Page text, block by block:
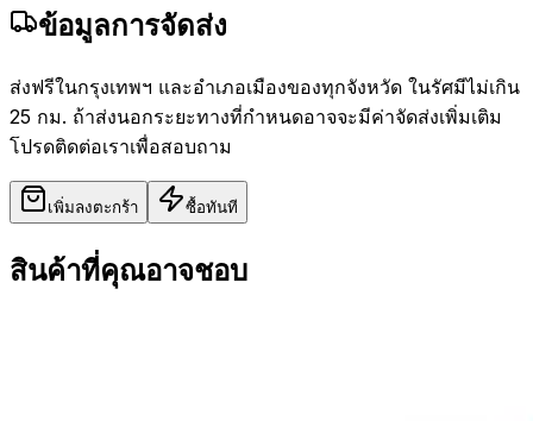
ข้อมูลการจัดส่ง
ส่งฟรีในกรุงเทพฯ และอำเภอเมืองของทุกจังหวัด ในรัศมีไม่เกิน
25 กม. ถ้าส่งนอกระยะทางที่กำหนดอาจจะมีค่าจัดส่งเพิ่มเติม
โปรดติดต่อเราเพื่อสอบถาม
เพิ่มลงตะกร้า ซื้อทันที
สินค้าที่คุณอาจชอบ